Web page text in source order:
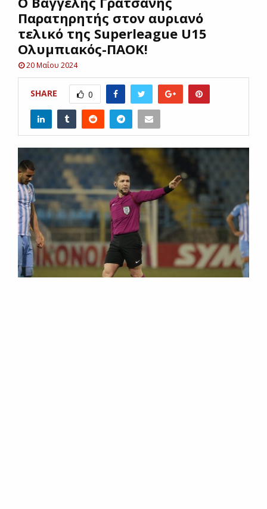
UΠαρατηρητής στον αυριανό
τελικό της Superleague U15
Oλυμπιακός-ΠΑΟΚ!
20 Μαΐου 2024
SHARE 0